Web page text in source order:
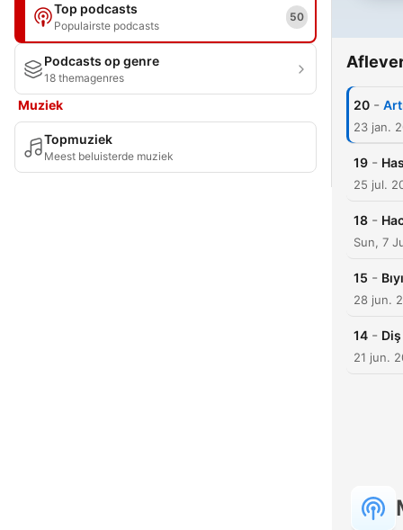
Top podcasts
Populairste podcasts
50
Podcasts op genre
18 themagenres
Muziek
Topmuziek
Meest beluisterde muziek
20 -
23 jan.
19 -
25 jul.
18 -
Sun, 7
15 -
28 jun.
14 - Diş
21 jun.